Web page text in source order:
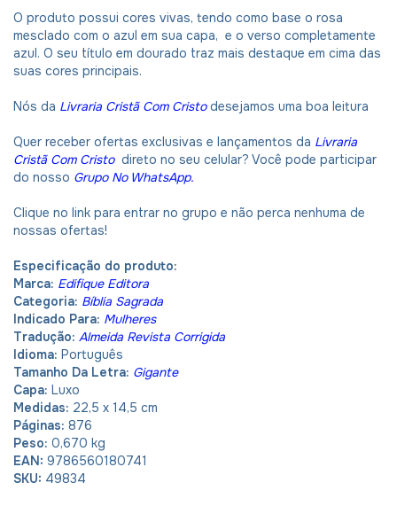
O produto possui cores vivas, tendo como base o rosa
mesclado com o azul em sua capa, e o verso completamente
azul. O seu título em dourado traz mais destaque em cima das
suas cores principais.
Nós da Livraria Cristã Com Cristo desejamos uma boa leitura
Quer receber ofertas exclusivas e lançamentos da Livraria
Cristã Com Cristo direto no seu celular? Você pode participar
do nosso Grupo No WhatsApp.
Clique no link para entrar no grupo e não perca nenhuma de
nossas ofertas!
Especificação do produto:
Marca: Edifique Editora
Categoria: Bíblia Sagrada
Indicado Para: Mulheres
Tradução: Almeida Revista Corrigida
Idioma: Português
Tamanho Da Letra: Gigante
Capa: Luxo
Medidas: 22,5 x 14,5 cm
Páginas: 876
Peso: 0,670 kg
EAN: 9786560180741
SKU: 49834